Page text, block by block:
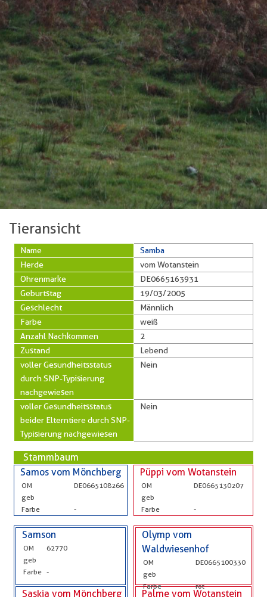
Tieransicht
Name
Samba
Herde
vom Wotanstein
Ohrenmarke
DE0665163931
Geburtstag
19/03/2005
Geschlecht
Männlich
Farbe
weiß
Anzahl Nachkommen
2
Zustand
Lebend
voller Gesundheitsstatus
durch SNP-Typisierung
nachgewiesen
Nein
voller Gesundheitsstatus
beider Elterntiere durch SNP-
Typisierung nachgewiesen
Nein
Stammbaum
Samos vom Mönchberg
OM
DE0665108266
geb
Farbe
-
Püppi vom Wotanstein
OM
DE0665130207
geb
Farbe
-
Samson
OM
62770
geb
Farbe -
Saskia vom Mönchberg
Olymp vom
Waldwiesenhof
OM
DE0665100330
geb
Farbe
rot
Palme vom Wotanstein